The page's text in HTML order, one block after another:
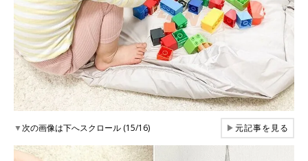
▼次の画像は下へスクロール (15/16) ▶元記事を見る